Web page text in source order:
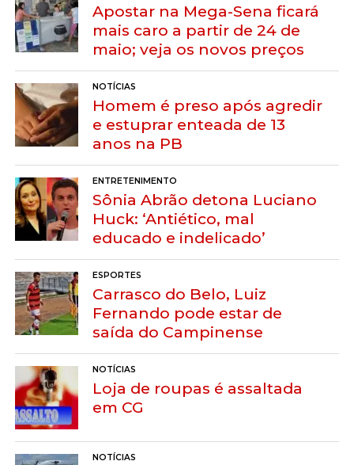
Apostar na Mega-Sena ficará
mais caro a partir de 24 de
maio; veja os novos preços
NOTÍCIAS
Homem é preso após agredir
e estuprar enteada de 13
anos na PB
ENTRETENIMENTO
Sônia Abrão detona Luciano
Huck: ‘Antiético, mal
educado e indelicado’
ESPORTES
Carrasco do Belo, Luiz
Fernando pode estar de
saída do Campinense
NOTÍCIAS
Loja de roupas é assaltada
em CG
NOTÍCIAS